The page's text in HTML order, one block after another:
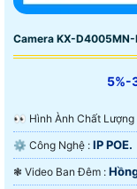
Camera KX-D4005MN-
5%-
️👀 Hình Ành Chất Lượng
⚙ Công Nghệ : IP POE.
❃ Video Ban Đêm :